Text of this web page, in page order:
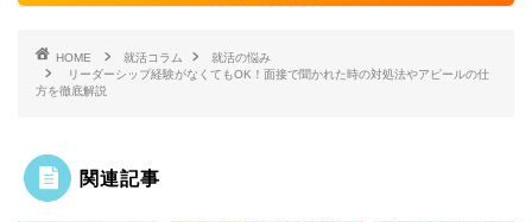
HOME 就活コラム
就活の悩み
リーダーシップ経験がなくてもOK！面接で聞かれた時の対処法やアピールの仕
方を徹底解説
関連記事